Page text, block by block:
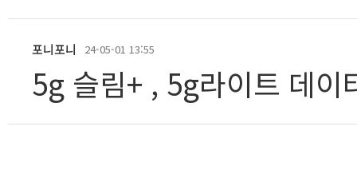
포니포니 24-05-01 13:55
5g 슬림+ , 5g라이트 데이